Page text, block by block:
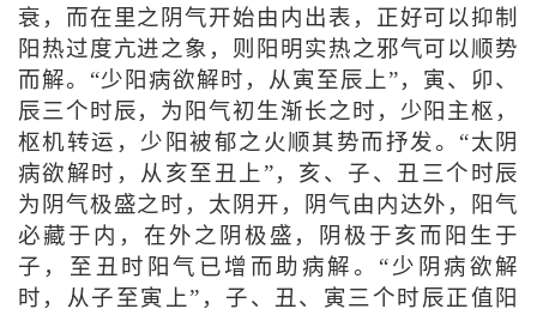
衰，而在里之阴气开始由内出表，正好可以抑制
阳热过度亢进之象，则阳明实热之邪气可以顺势
而解。“少阳病欲解时，从寅至辰上”，寅、卯、
辰三个时辰，为阳气初生渐长之时，少阳主枢，
枢机转运，少阳被郁之火顺其势而抒发。“太阴
病欲解时，从亥至丑上”，亥、子、丑三个时辰
为阴气极盛之时，太阴开，阴气由内达外，阳气
必藏于内，在外之阴极盛，阴极于亥而阳生于
子，至丑时阳气已增而助病解。“少阴病欲解
时，从子至寅上”，子、丑、寅三个时辰正值阳